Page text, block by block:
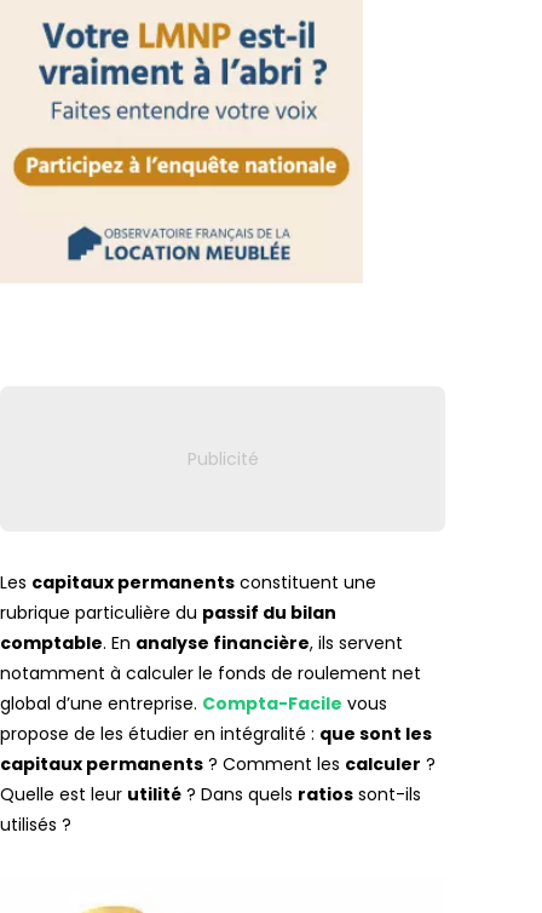
Les capitaux permanents constituent une
rubrique particulière du passif du bilan
comptable. En analyse financière, ils servent
notamment à calculer le fonds de roulement net
global d’une entreprise. Compta-Facile vous
propose de les étudier en intégralité : que sont les
capitaux permanents ? Comment les calculer ?
Quelle est leur utilité ? Dans quels ratios sont-ils
utilisés ?